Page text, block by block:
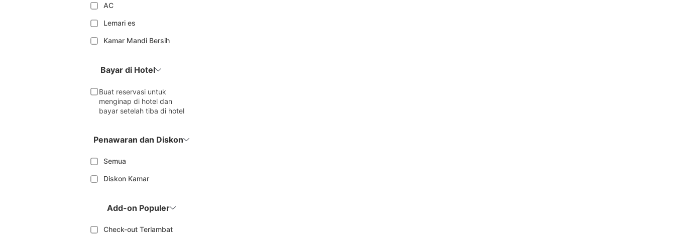
AC
Lemari es
Kamar Mandi Bersih
Bayar di Hotel
Buat reservasi untuk
menginap di hotel dan
bayar setelah tiba di hotel
Penawaran dan Diskon
Semua
Diskon Kamar
Add-on Populer
Check-out Terlambat